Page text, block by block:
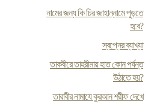
নামের জন্য কি চির জাহান্নামে পুড়তে
হবে?
স্বপ্নের ব্যাখ্যা
তাকবীরে তাহরীমায় হাত কোন পর্যন্ত
উঠাতে হয়?
তারাবীর নামাযে কুরআন শরীফ দেখে